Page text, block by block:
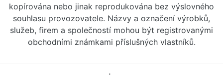
kopírována nebo jinak reprodukována bez výslovného
souhlasu provozovatele. Názvy a označení výrobků,
služeb, firem a společností mohou být registrovanými
obchodními známkami příslušných vlastníků.